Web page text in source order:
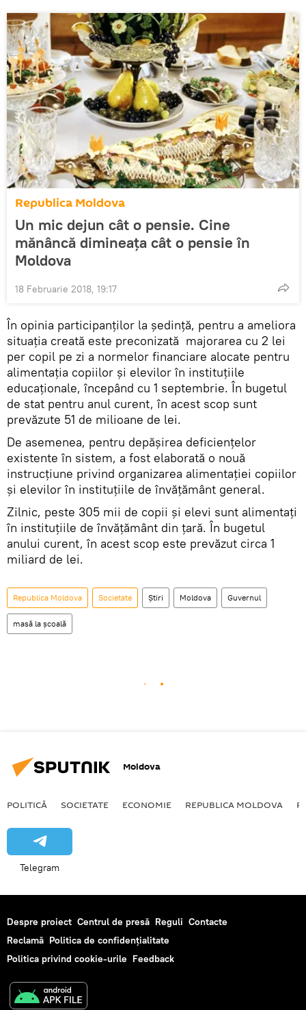
Republica Moldova
Un mic dejun cât o pensie. Cine
mănâncă dimineața cât o pensie în
Moldova
18 Februarie 2018, 19:17
În opinia participanților la ședință, pentru a ameliora
situația creată este preconizată majorarea cu 2 lei
per copil pe zi a normelor financiare alocate pentru
alimentația copiilor și elevilor în instituțiile
educaționale, începând cu 1 septembrie. În bugetul
de stat pentru anul curent, în acest scop sunt
prevăzute 51 de milioane de lei.
De asemenea, pentru depășirea deficiențelor
existente în sistem, a fost elaborată o nouă
instrucțiune privind organizarea alimentației copiilor
și elevilor în instituțiile de învățământ general.
Zilnic, peste 305 mii de copii și elevi sunt alimentați
în instituțiile de învățământ din țară. În bugetul
anului curent, în acest scop este prevăzut circa 1
miliard de lei.
Republica Moldova Societate Știri Moldova Guvernul
masă la școală
Moldova
POLITICĂ SOCIETATE ECONOMIE REPUBLICA MOLDOVA
Telegram
Despre proiect Centrul de presă Reguli Contacte
Reclamă Politica de confidențialitate
Politica privind cookie-urile Feedback